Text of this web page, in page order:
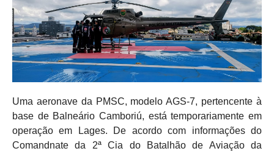
Uma aeronave da PMSC, modelo AGS-7, pertencente à
base de Balneário Camboriú, está temporariamente em
operação em Lages. De acordo com informações do
Comandnate da 2ª Cia do Batalhão de Aviação da